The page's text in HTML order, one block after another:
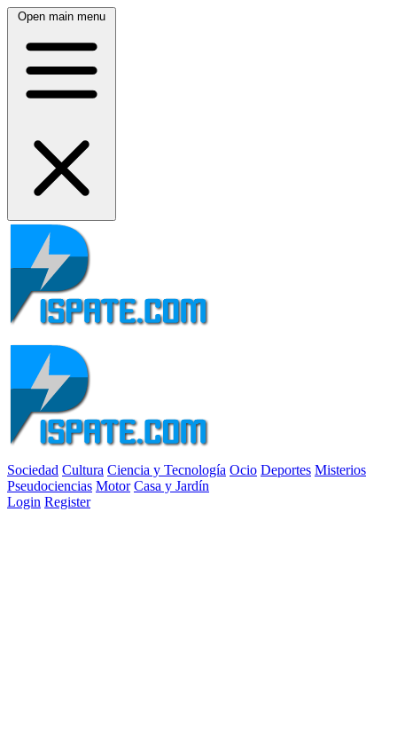
Open main menu
Sociedad Cultura Ciencia y Tecnología Ocio Deportes Misterios
Pseudociencias Motor Casa y Jardín
Login Register